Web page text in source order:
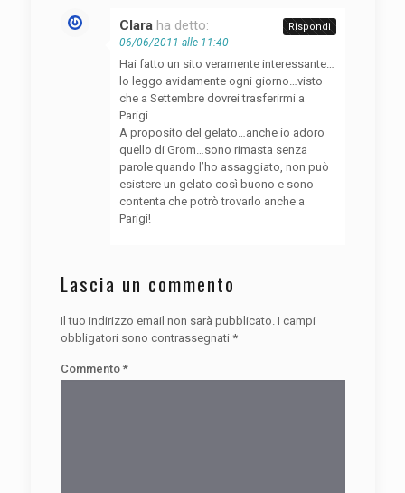
Clara ha detto:
06/06/2011 alle 11:40
Hai fatto un sito veramente interessante…
lo leggo avidamente ogni giorno…visto
che a Settembre dovrei trasferirmi a
Parigi.
A proposito del gelato…anche io adoro
quello di Grom…sono rimasta senza
parole quando l’ho assaggiato, non può
esistere un gelato così buono e sono
contenta che potrò trovarlo anche a
Parigi!
Rispondi
Lascia un commento
Il tuo indirizzo email non sarà pubblicato. I campi
obbligatori sono contrassegnati *
Commento *